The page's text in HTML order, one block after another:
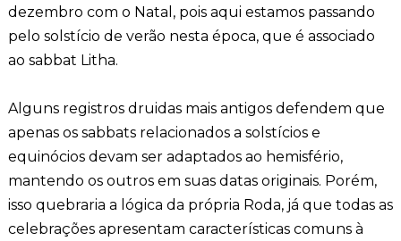
dezembro com o Natal, pois aqui estamos passando
pelo solstício de verão nesta época, que é associado
ao sabbat Litha.
Alguns registros druidas mais antigos defendem que
apenas os sabbats relacionados a solstícios e
equinócios devam ser adaptados ao hemisfério,
mantendo os outros em suas datas originais. Porém,
isso quebraria a lógica da própria Roda, já que todas as
celebrações apresentam características comuns à